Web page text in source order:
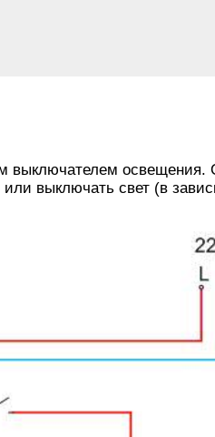
выключателем освещения.
выключать свет (в